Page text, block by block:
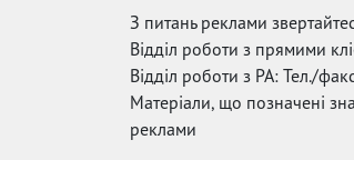
З питань реклами
Відділ роботи з прямими
Відділ роботи з РА: Тел./
Матеріали, що позначені
реклами